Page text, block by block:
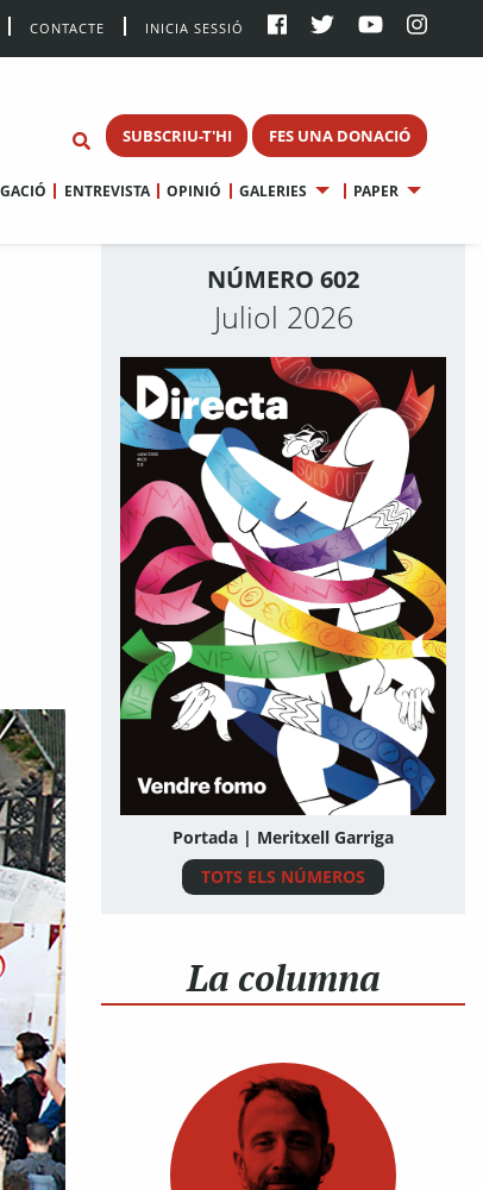
CONTACTE INICIA SESSIÓ
SUBSCRIU-T'HI FES UNA DONACIÓ
ENTREVISTA OPINIÓ GALERIES PAPER
NÚMERO 602
Juliol 2026
Portada | Meritxell Garriga
TOTS ELS NÚMEROS
La columna